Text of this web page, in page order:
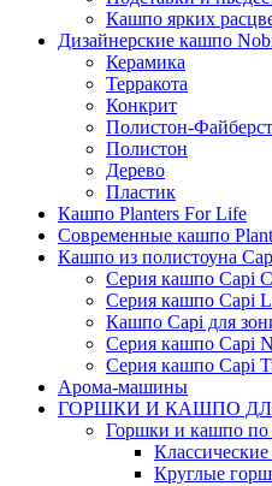
Кашпо ярких
Дизайнерские кашпо
Керамика
Терракота
Конкрит
Полистон-
Полистон
Дерево
Пластик
Кашпо Planters For Life
Современные кашпо
Кашпо из полистоуна
Серия кашпо Capi
Серия кашпо Capi
Кашпо Capi для
Серия кашпо Capi
Серия кашпо Capi
Арома-машины
ГОРШКИ И КАШПО
Горшки и кашпо по
Круглые